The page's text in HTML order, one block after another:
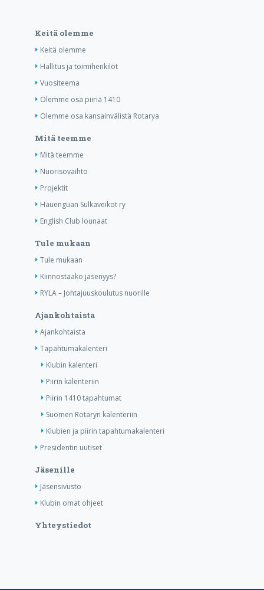
Keitä olemme
Keitä olemme
Hallitus ja toimihenkilöt
Vuositeema
Olemme osa piiriä 1410
Olemme osa kansainvälistä Rotarya
Mitä teemme
Mitä teemme
Nuorisovaihto
Projektit
Hauenguan Sulkaveikot ry
English Club lounaat
Tule mukaan
Tule mukaan
Kiinnostaako jäsenyys?
RYLA – Johtajuuskoulutus nuorille
Ajankohtaista
Ajankohtaista
Tapahtumakalenteri
Klubin kalenteri
Piirin kalenteriin
Piirin 1410 tapahtumat
Suomen Rotaryn kalenteriin
Klubien ja piirin tapahtumakalenteri
Presidentin uutiset
Jäsenille
Jäsensivusto
Klubin omat ohjeet
Yhteystiedot